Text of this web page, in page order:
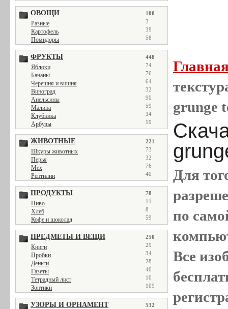
ОВОЩИ 100
Разные 3
Картофель 39
Помидоры 58
ФРУКТЫ 448
Яблоки 74
Бананы 76
Черешня и вишня 64
Виноград 32
Апельсины 90
Малина 59
Клубника 34
Арбузы 19
ЖИВОТНЫЕ 221
Шкуры животных 73
Перья 32
Мех 76
Рептилии 40
ПРОДУКТЫ 78
Пиво 11
Хлеб 8
Кофе и шоколад 59
ПРЕДМЕТЫ И ВЕЩИ 250
Книги 29
Пробки 34
Деньги 28
Газеты 40
Тетрадный лист 10
Зонтики 109
УЗОРЫ И ОРНАМЕНТ 532
grunge
Для
по
Все